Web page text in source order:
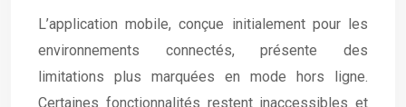
L’application mobile, conçue initialement pour les
environnements connectés, présente des
limitations plus marquées en mode hors ligne.
Certaines fonctionnalités restent inaccessibles et